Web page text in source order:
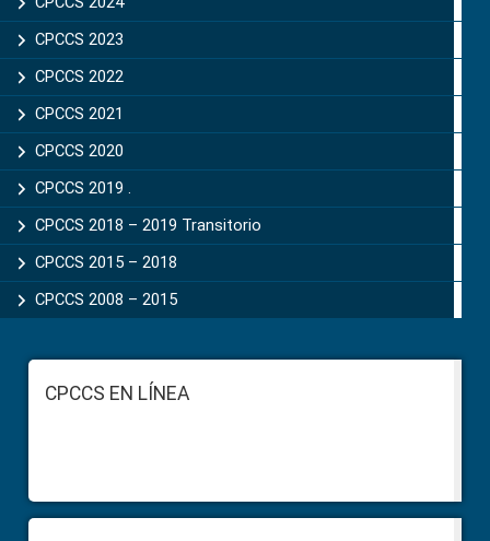
CPCCS 2023
CPCCS 2022
CPCCS 2021
CPCCS 2020
CPCCS 2019 .
CPCCS 2018 – 2019 Transitorio
CPCCS 2015 – 2018
CPCCS 2008 – 2015
FooterCPCCS EN LÍNEA